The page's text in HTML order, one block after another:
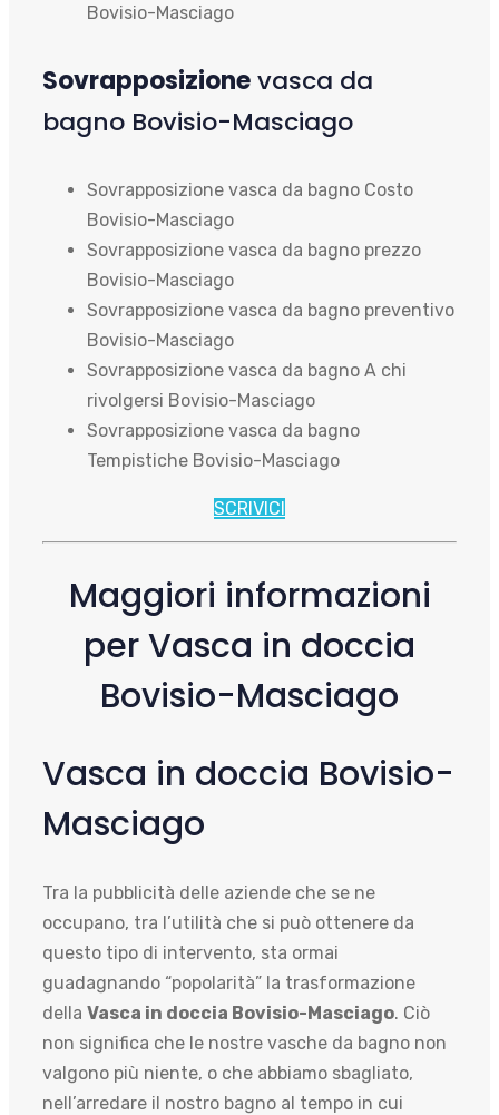
Bovisio-Masciago
Sovrapposizionevasca da
bagno Bovisio-Masciago
Sovrapposizione vasca da bagno Costo
Bovisio-Masciago
Sovrapposizione vasca da bagno prezzo
Bovisio-Masciago
Sovrapposizione vasca da bagno preventivo
Bovisio-Masciago
Sovrapposizione vasca da bagno A chi
rivolgersi Bovisio-Masciago
Sovrapposizione vasca da bagno
Tempistiche Bovisio-Masciago
SCRIVICI
Maggiori informazioni
per Vasca in doccia
Bovisio-Masciago
Vasca in doccia Bovisio-
Masciago
Tra la pubblicità delle aziende che se ne
occupano, tra l’utilità che si può ottenere da
questo tipo di intervento, sta ormai
guadagnando “popolarità” la trasformazione
della Vasca in doccia Bovisio-Masciago. Ciò
non significa che le nostre vasche da bagno non
valgono più niente, o che abbiamo sbagliato,
nell’arredare il nostro bagno al tempo in cui